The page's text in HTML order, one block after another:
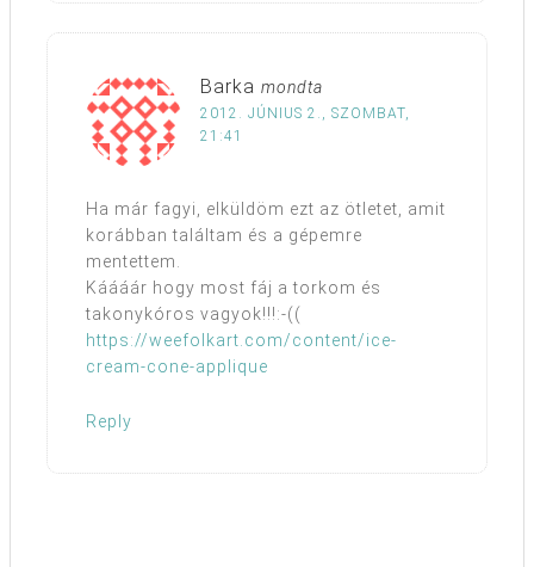
Barka mondta
2012. JÚNIUS 2., SZOMBAT,
21:41
Ha már fagyi, elküldöm ezt az ötletet, amit
korábban találtam és a gépemre
mentettem.
Káááár hogy most fáj a torkom és
takonykóros vagyok!!!:-((
https://weefolkart.com/content/ice-
cream-cone-applique
Reply